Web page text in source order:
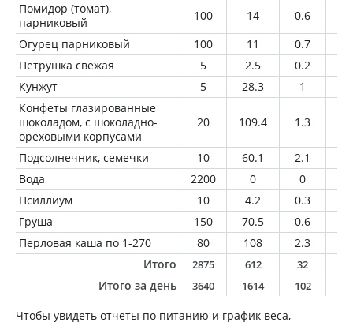
Помидор (томат),
парниковый
100 14 0.6
Огурец парниковый
100 11 0.7
Петрушка свежая
5 2.5 0.2
Кунжут
5 28.3 1
Конфеты глазированные
шоколадом, с шоколадно-
ореховыми корпусами
20 109.4 1.3
Подсолнечник, семечки 10 60.1 2.1
Вода
2200 0 0
Псиллиум
10 4.2 0.3
Груша
150 70.5 0.6
Перловая каша по 1-270
80 108 2.3
Итого
2875 612 32
Итого за день 3640 1614 102
Чтобы увидеть отчеты по питанию и график веса,